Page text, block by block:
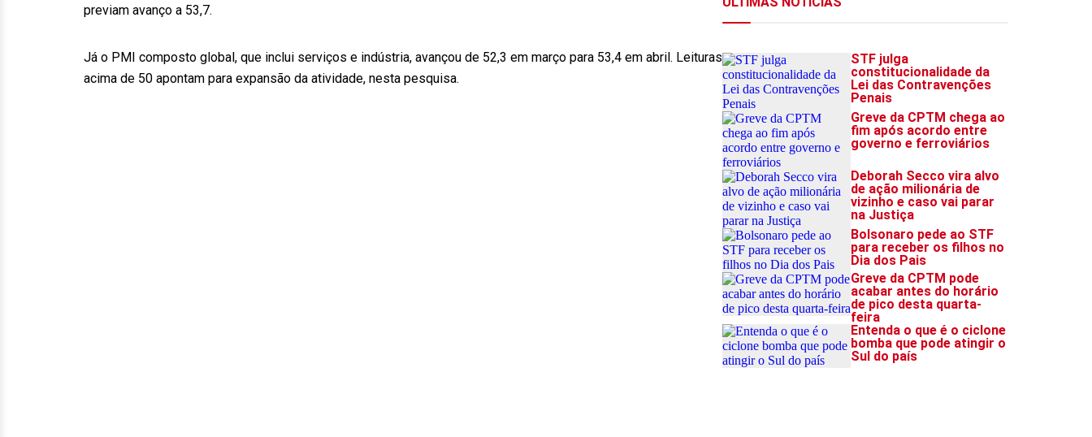
previam avanço a 53,7.
Já o PMI composto global, que inclui serviços e indústria, avançou de 52,3 em março para 53,4 em abril. Leituras
acima de 50 apontam para expansão da atividade, nesta pesquisa.